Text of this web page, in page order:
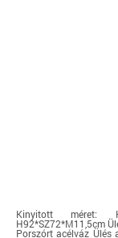
Kinyitott méret:
H92*SZ72*M11,5cm
Porszórt acélváz